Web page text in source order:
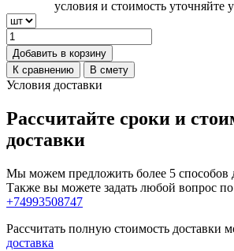
условия и стоимость уточняйте
Добавить в корзину
К сравнению
В смету
Условия доставки
Рассчитайте сроки и
доставки
Мы можем предложить более 5 способов
Также вы можете задать любой вопрос
+74993508747
Рассчитать полную стоимость доставки
доставка